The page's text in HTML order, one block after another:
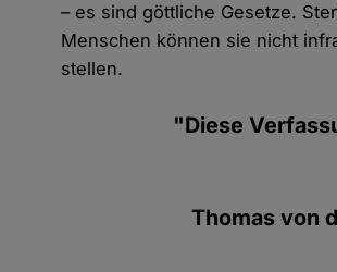
– es sind göttliche Gesetze.
Menschen können sie nicht
stellen.
"Diese
Thomas von